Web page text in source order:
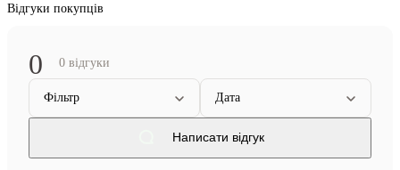
Відгуки покупців
0 0 відгуки
Фільтр Дата
Написати відгук